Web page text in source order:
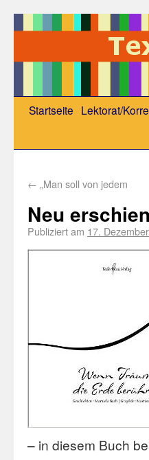
Startseite Lektorat/
← „Man soll von jedem
Neu
Publiziert am 17.
– in diesem Buch